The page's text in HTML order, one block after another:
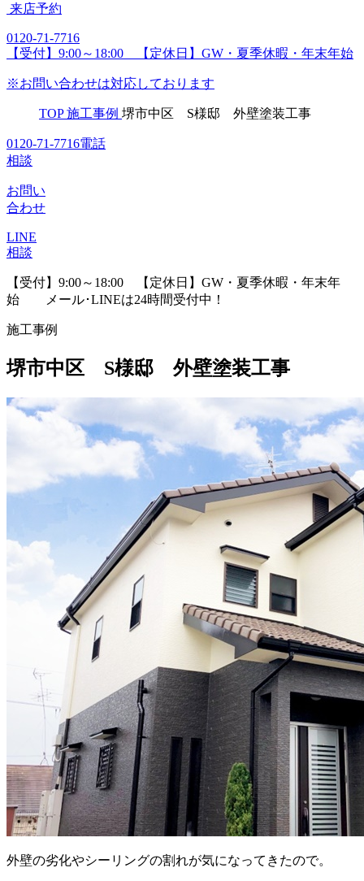
来店予約
0120-71-7716
【受付】9:00～18:00 【定休日】GW・夏季休暇・年末年始
※お問い合わせは対応しております
TOP 施工事例 堺市中区 S様邸 外壁塗装工事
0120-71-7716電話
相談
お問い
合わせ
LINE
相談
【受付】9:00～18:00 【定休日】GW・夏季休暇・年末年
始 メール･LINEは24時間受付中！
施工事例
堺市中区 S様邸 外壁塗装工事
外壁の劣化やシーリングの割れが気になってきたので。